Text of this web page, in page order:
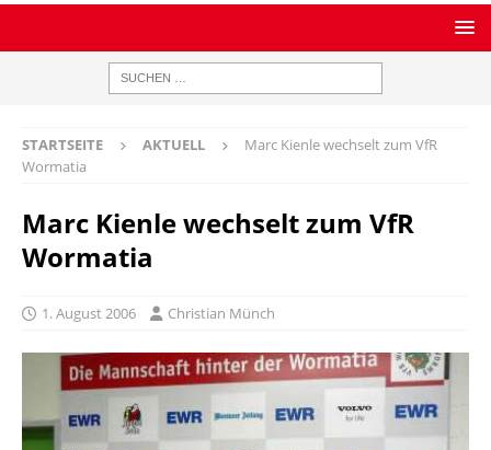
STARTSEITE AKTUELL
Marc Kienle wechselt zum VfR
Wormatia
Marc Kienle wechselt zum VfR
Wormatia
1. August 2006 Christian Münch